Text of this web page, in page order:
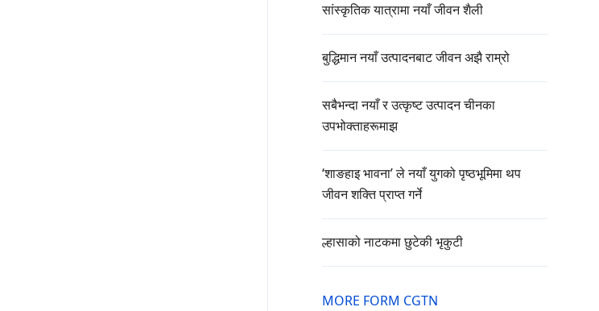
सांस्कृतिक यात्रामा नयाँ जीवन शैली
बुद्धिमान नयाँ उत्पादनबाट जीवन अझै राम्रो
सबैभन्दा नयाँ र उत्कृष्ट उत्पादन चीनका
उपभोक्ताहरूमाझ
‘शाङहाइ भावना’ ले नयाँ युगको पृष्ठभूमिमा थप
जीवन शक्ति प्राप्त गर्ने
ल्हासाको नाटकमा छुटेकी भृकुटी
MORE FORM CGTN